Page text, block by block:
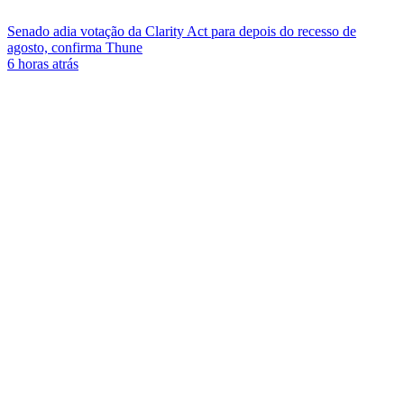
Senado adia votação da Clarity Act para depois do recesso de
agosto, confirma Thune
6 horas atrás